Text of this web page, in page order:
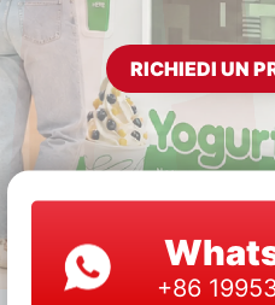
RICHIEDI UN
+86